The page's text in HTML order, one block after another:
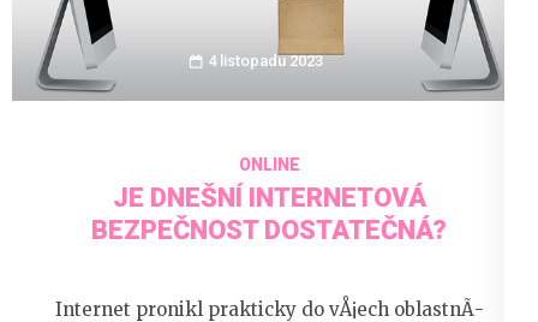
4 listopadu 2023
ONLINE
JE DNEŠNÍ INTERNETOVÁ
BEZPEČNOST DOSTATEČNÁ?
Internet pronikl prakticky do vÅ¡ech oblastnÃ­